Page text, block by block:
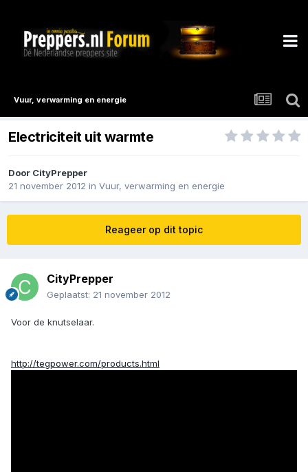
Vuur, verwarming en energie
Electriciteit uit warmte
Door CityPrepper
21 november 2012 in Vuur, verwarming en energie
Reageer op dit topic
CityPrepper
Geplaatst: 21 november 2012
Voor de knutselaar.
http://tegpower.com/products.html